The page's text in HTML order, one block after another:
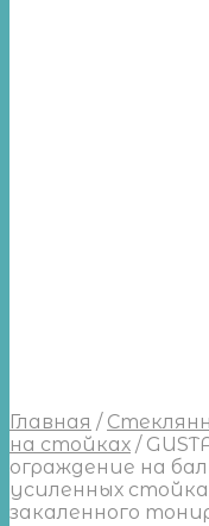
Главная /
на стойках /
ограждение на
усиленных
закаленного